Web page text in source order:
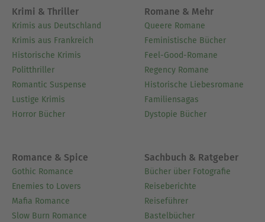
Krimi & Thriller
Krimis aus Deutschland
Krimis aus Frankreich
Historische Krimis
Politthriller
Romantic Suspense
Lustige Krimis
Horror Bücher
Romane & Mehr
Queere Romane
Feministische Bücher
Feel-Good-Romane
Regency Romane
Historische Liebesromane
Familiensagas
Dystopie Bücher
Romance & Spice
Gothic Romance
Enemies to Lovers
Mafia Romance
Slow Burn Romance
Sachbuch & Ratgeber
Bücher über Fotografie
Reiseberichte
Reiseführer
Bastelbücher